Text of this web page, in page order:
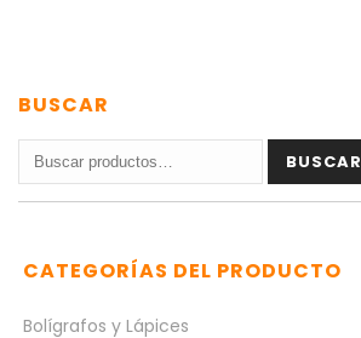
BUSCAR
Buscar
por:
BUSCAR
CATEGORÍAS DEL PRODUCTO
Bolígrafos y Lápices